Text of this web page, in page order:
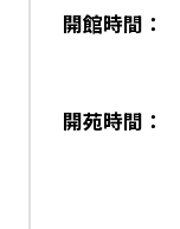
開館時間：
開苑時間：